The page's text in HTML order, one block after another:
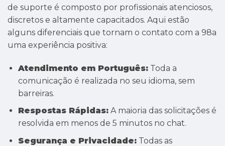
de suporte é composto por profissionais atenciosos,
discretos e altamente capacitados. Aqui estão
alguns diferenciais que tornam o contato com a 98a
uma experiência positiva:
Atendimento em Português:Toda a
comunicação é realizada no seu idioma, sem
barreiras.
Respostas Rápidas:A maioria das solicitações é
resolvida em menos de 5 minutos no chat.
Segurança e Privacidade:Todas as